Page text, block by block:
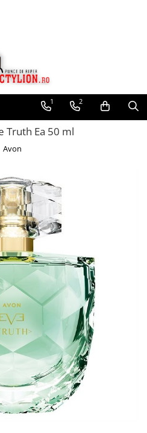
1 2
Truth Ea 50 ml
Avon